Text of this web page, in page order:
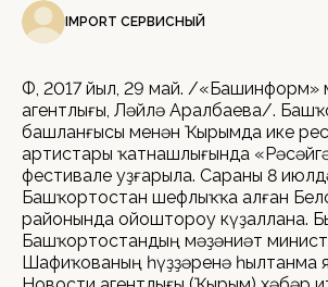
IMPORT СЕРВИСНЫЙ
ӨФӨ, 2017 йыл, 29 май. /«Башинформ»
агентлығы, Ләйлә Аралбаева/.
башланғысы менән Ҡырымда ике
артистары ҡатнашлығында
фестивале уҙғарыла. Сараны 8
Башҡортостан шефлыҡҡа алған
районында ойоштороу күҙаллана.
Башҡортостандың мәҙәниәт
Шафиҡованың һүҙҙәренә һылтанма